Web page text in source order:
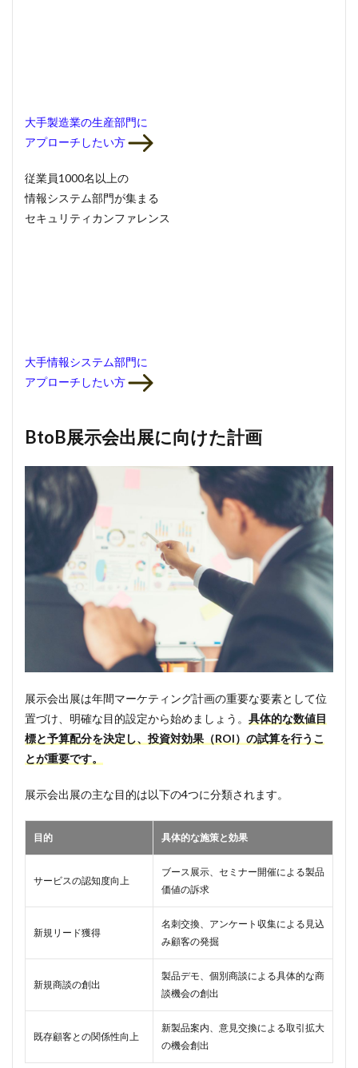
大手製造業の生産部門に
アプローチしたい方
従業員1000名以上の
情報システム部門が集まる
セキュリティカンファレンス
大手情報システム部門に
アプローチしたい方
BtoB展示会出展に向けた計画
展示会出展は年間マーケティング計画の重要な要素として位
置づけ、明確な目的設定から始めましょう。 具体的な数値目
標と予算配分を決定し、投資対効果（ROI）の試算を行うこ
とが重要です。
展示会出展の主な目的は以下の4つに分類されます。
目的 具体的な施策と効果
サービスの認知度向上
ブース展示、セミナー開催による製品
価値の訴求
新規リード獲得
名刺交換、アンケート収集による見込
み顧客の発掘
新規商談の創出
製品デモ、個別商談による具体的な商
談機会の創出
既存顧客との関係性向上
新製品案内、意見交換による取引拡大
の機会創出